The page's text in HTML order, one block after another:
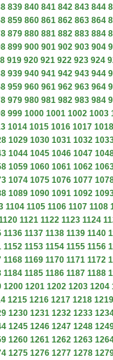
839 840 841 842 843 844
859 860 861 862 863 864
879 880 881 882 883 884
899 900 901 902 903 904
919 920 921 922 923 924
939 940 941 942 943 944
959 960 961 962 963 964
979 980 981 982 983 984
999 1000 1001 1002 1003
1014 1015 1016 1017 1018
1029 1030 1031 1032
1044 1045 1046 1047
1059 1060 1061 1062
1074 1075 1076 1077
1089 1090 1091 1092
1104 1105 1106 1107 1108
1121 1122 1123 1124
1136 1137 1138 1139 1140
1152 1153 1154 1155 1156
1168 1169 1170 1171 1172
1184 1185 1186 1187 1188
1200 1201 1202 1203 1204
1215 1216 1217 1218 1219
1230 1231 1232 1233
1245 1246 1247 1248
1260 1261 1262 1263
1275 1276 1277 1278